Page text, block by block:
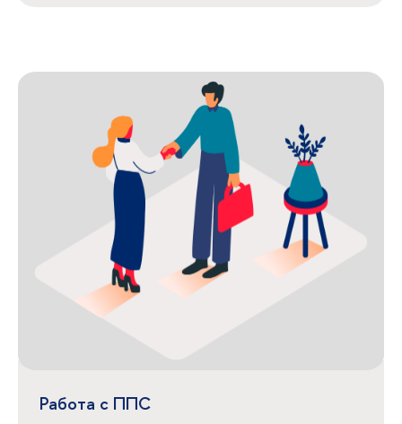
Работа с ППС